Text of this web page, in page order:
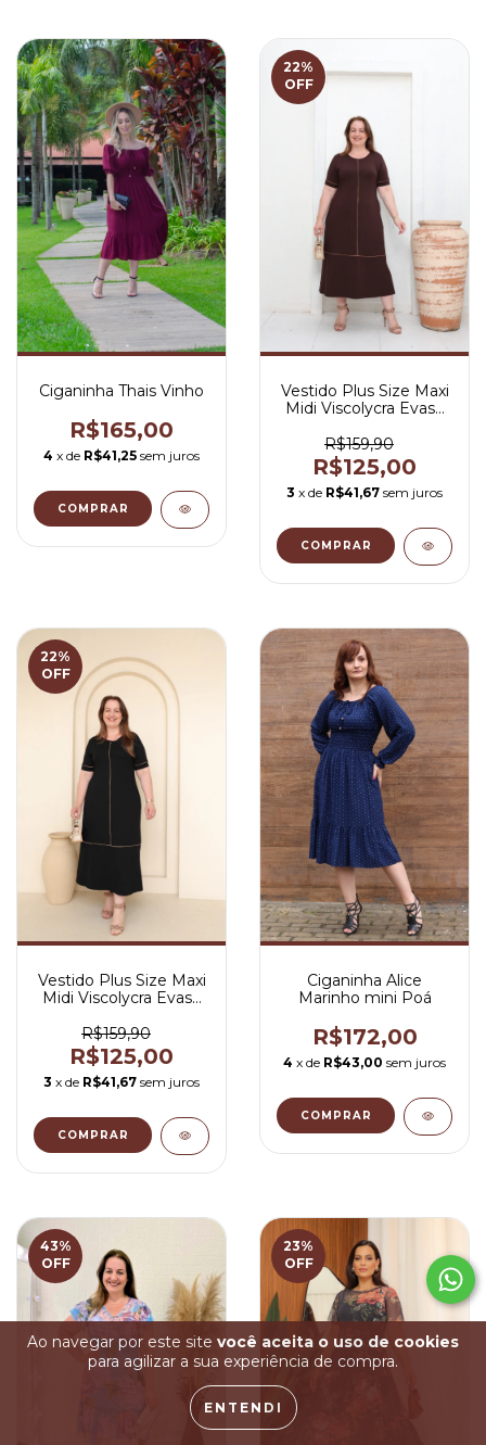
Ao navegar por este site você aceita o uso de cookies
para agilizar a sua experiência de compra.
ENTENDI
Ciganinha Thais Vinho
R$165,00
4 x de R$41,25 sem juros
COMPRAR
22%
OFF
Vestido Plus Size Maxi
Midi Viscolycra Evasê
Rute
R$159,90
R$125,00
3 x de R$41,67 sem juros
COMPRAR
22%
OFF
Vestido Plus Size Maxi
Midi Viscolycra Evasê
Rute
R$159,90
R$125,00
3 x de R$41,67 sem juros
COMPRAR
Ciganinha Alice
Marinho mini Poá
R$172,00
4 x de R$43,00 sem juros
COMPRAR
43%
OFF
23%
OFF